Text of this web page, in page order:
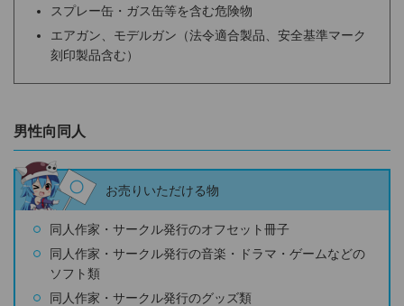
スプレー缶・ガス缶等を含む危険物
エアガン、モデルガン（法令適合製品、安全基準マーク
刻印製品含む）
男性向同人
お売りいただける物
同人作家・サークル発行のオフセット冊子
同人作家・サークル発行の音楽・ドラマ・ゲームなどの
ソフト類
同人作家・サークル発行のグッズ類